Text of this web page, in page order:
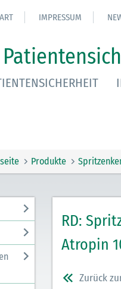
IMPRESSUM
Produkte
RD:
Atropin
Zurück